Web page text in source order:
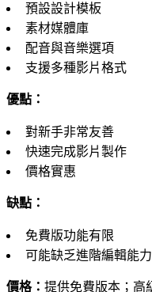
預設設計模板
素材媒體庫
配音與音樂選項
支援多種影片格式
優點：
對新手非常友善
快速完成影片製作
價格實惠
缺點：
免費版功能有限
可能缺乏進階編輯能力
價格： 提供免費版本；高